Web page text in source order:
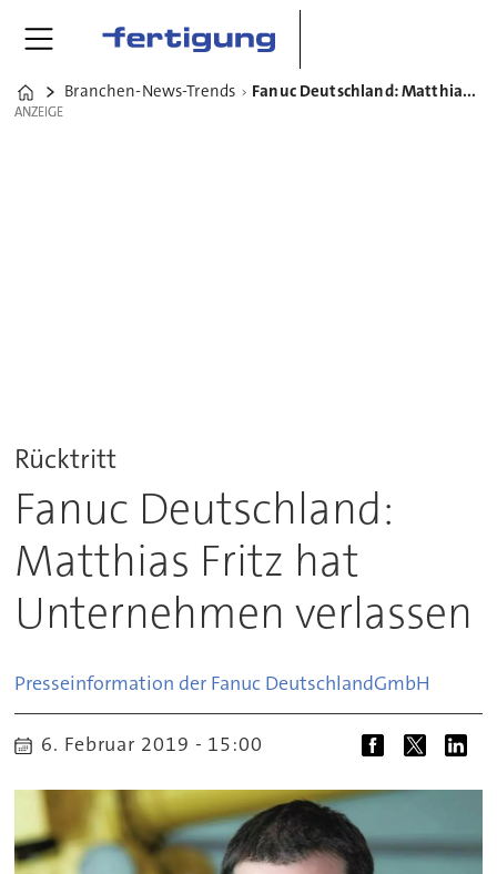
Home
Branchen-News-Trends Fanuc Deutschland: Matthias Fritz hat Unternehmen verlassen
ANZEIGE
ANZEIGE
Rücktritt
Fanuc Deutschland:
Matthias Fritz hat
Unternehmen verlassen
Presseinformation der Fanuc DeutschlandGmbH
6. Februar 2019 - 15:00